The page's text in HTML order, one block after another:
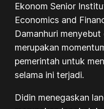
Ekonom Senior
Economics and
Damanhuri
merupakan
pemerintah untuk
selama ini terjadi.
Didin menegaskan